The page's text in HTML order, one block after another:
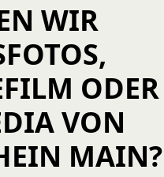
WIR
ODER
VON
MAIN?